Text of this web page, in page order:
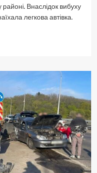
Внаслідок вибуху
легкова автівка.